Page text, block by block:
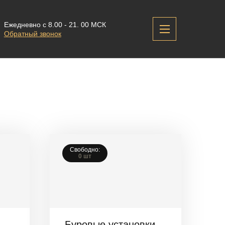
Ежедневно с 8.00 - 21. 00 МСК
Обратный звонок
Свободно:
0 шт